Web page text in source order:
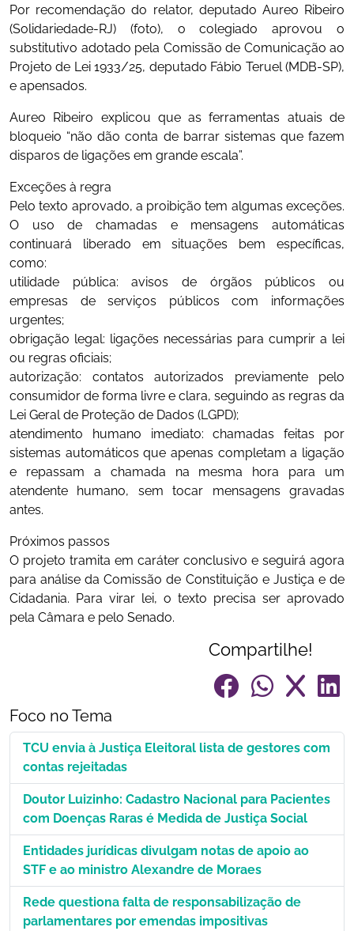
Por recomendação do relator, deputado Aureo Ribeiro
(Solidariedade-RJ) (foto), o colegiado aprovou o
substitutivo adotado pela Comissão de Comunicação ao
Projeto de Lei 1933/25, deputado Fábio Teruel (MDB-SP),
e apensados.
Aureo Ribeiro explicou que as ferramentas atuais de
bloqueio “não dão conta de barrar sistemas que fazem
disparos de ligações em grande escala”.
Exceções à regra
Pelo texto aprovado, a proibição tem algumas exceções.
O uso de chamadas e mensagens automáticas
continuará liberado em situações bem específicas,
como:
utilidade pública: avisos de órgãos públicos ou
empresas de serviços públicos com informações
urgentes;
obrigação legal: ligações necessárias para cumprir a lei
ou regras oficiais;
autorização: contatos autorizados previamente pelo
consumidor de forma livre e clara, seguindo as regras da
Lei Geral de Proteção de Dados (LGPD);
atendimento humano imediato: chamadas feitas por
sistemas automáticos que apenas completam a ligação
e repassam a chamada na mesma hora para um
atendente humano, sem tocar mensagens gravadas
antes.
Próximos passos
O projeto tramita em caráter conclusivo e seguirá agora
para análise da Comissão de Constituição e Justiça e de
Cidadania. Para virar lei, o texto precisa ser aprovado
pela Câmara e pelo Senado.
Compartilhe!
Foco no Tema
TCU envia à Justiça Eleitoral lista de gestores com
contas rejeitadas
Doutor Luizinho: Cadastro Nacional para Pacientes
com Doenças Raras é Medida de Justiça Social
Entidades jurídicas divulgam notas de apoio ao
STF e ao ministro Alexandre de Moraes
Rede questiona falta de responsabilização de
parlamentares por emendas impositivas